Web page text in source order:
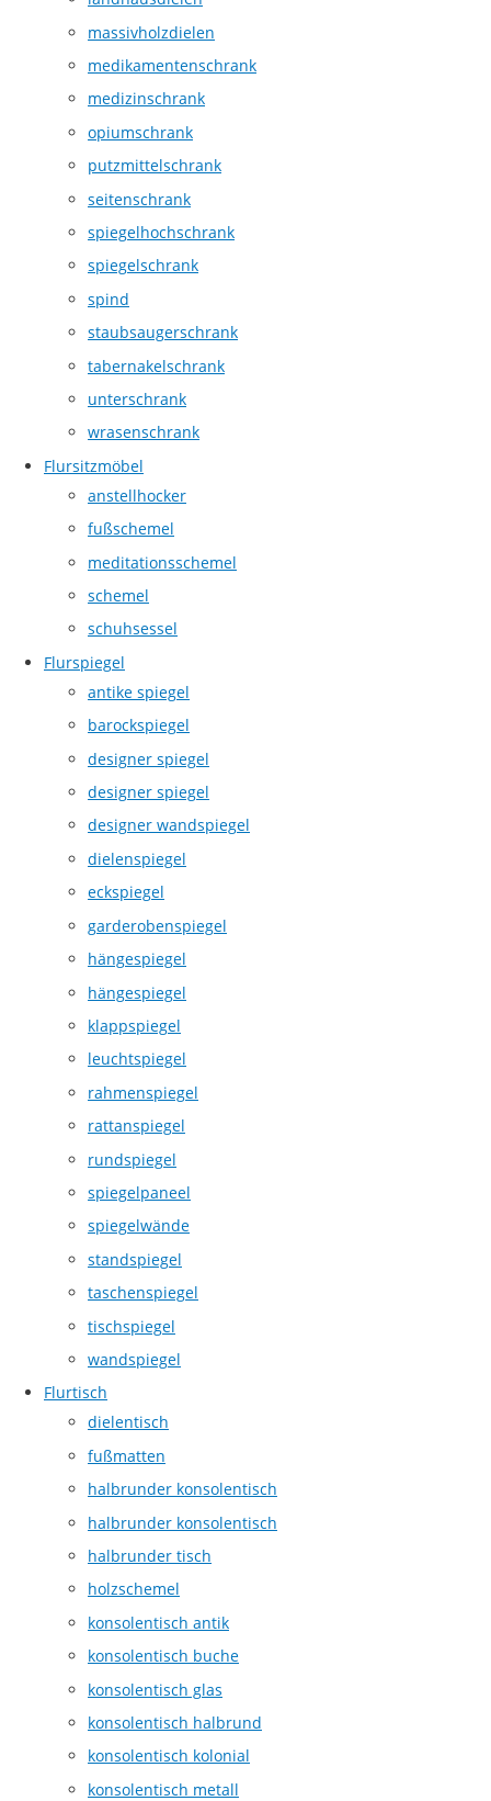
massivholzdielen
medikamentenschrank
medizinschrank
opiumschrank
putzmittelschrank
seitenschrank
spiegelhochschrank
spiegelschrank
spind
staubsaugerschrank
tabernakelschrank
unterschrank
wrasenschrank
Flursitzmöbel
anstellhocker
fußschemel
meditationsschemel
schemel
schuhsessel
Flurspiegel
antike spiegel
barockspiegel
designer spiegel
designer spiegel
designer wandspiegel
dielenspiegel
eckspiegel
garderobenspiegel
hängespiegel
hängespiegel
klappspiegel
leuchtspiegel
rahmenspiegel
rattanspiegel
rundspiegel
spiegelpaneel
spiegelwände
standspiegel
taschenspiegel
tischspiegel
wandspiegel
Flurtisch
dielentisch
fußmatten
halbrunder konsolentisch
halbrunder konsolentisch
halbrunder tisch
holzschemel
konsolentisch antik
konsolentisch buche
konsolentisch glas
konsolentisch halbrund
konsolentisch kolonial
konsolentisch metall